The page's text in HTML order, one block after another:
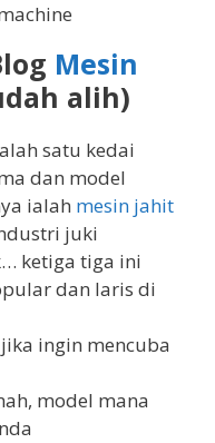
Mesin
alih)
satu kedai
dan model
ialah mesin jahit
juki
ketiga tiga ini
dan laris di
ingin mencuba
model mana